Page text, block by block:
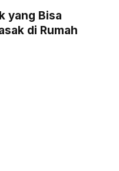
yang Bisa
di Rumah